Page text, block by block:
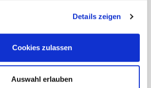
Details zeigen
Cookies zulassen
Auswahl erlauben